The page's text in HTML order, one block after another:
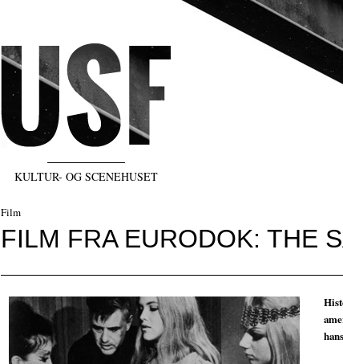
KULTUR- OG SCENEHUSET
Film
FILM FRA EURODOK: THE